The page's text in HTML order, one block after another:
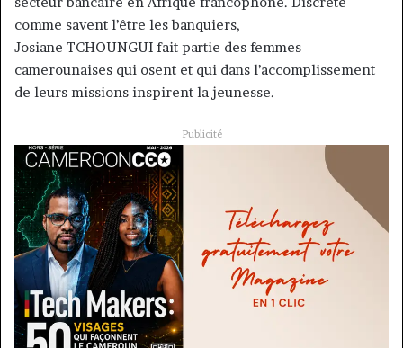
comme savent l’être les banquiers,
Josiane TCHOUNGUI fait partie des femmes
camerounaises qui osent et qui dans l’accomplissement
de leurs missions inspirent la jeunesse.
Publicité